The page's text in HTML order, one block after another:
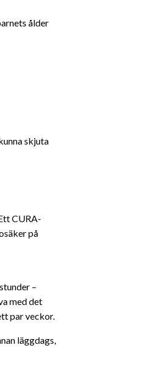
ålder
skjuta
CURA-
på
–
med det
par veckor.
läggdags,